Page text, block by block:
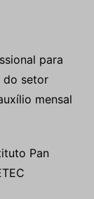
para
do setor
mensal
Pan